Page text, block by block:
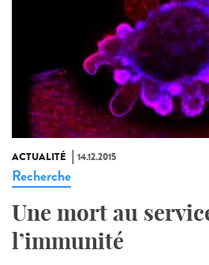
ACTUALITÉ 14.12.2015
Recherche
Une mort au
l’immunité